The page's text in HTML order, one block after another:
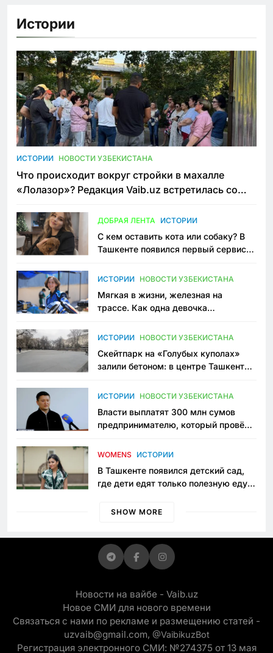
Истории
ИСТОРИИ НОВОСТИ УЗБЕКИСТАНА
Что происходит вокруг стройки в махалле
«Лолазор»? Редакция Vaib.uz встретилась со
ДОБРАЯ ЛЕНТА ИСТОРИИ
С кем оставить кота или собаку? В
Ташкенте появился первый сервис
ИСТОРИИ НОВОСТИ УЗБЕКИСТАНА
Мягкая в жизни, железная на
трассе. Как одна девочка
Узбекистане
ИСТОРИИ НОВОСТИ УЗБЕКИСТАНА
Скейтпарк на «Голубых куполах»
залили бетоном: в центре Ташкента
пространство
ИСТОРИИ НОВОСТИ УЗБЕКИСТАНА
Власти выплатят 300 млн сумов
предпринимателю, который провёл
приговору
WOMENS ИСТОРИИ
В Ташкенте появился детский сад,
где дети едят только полезную еду.
просить «кашу без сахара»
SHOW MORE
Новости на вайбе - Vaib.uz
Новое СМИ для нового времени
Связаться с нами по рекламе и размещению статей -
uzvaib@gmail.com, @VaibikuzBot
Регистрация электронного СМИ: №274375 от 13 мая